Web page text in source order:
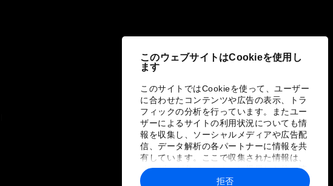
このウェブサイトはCookieを使用し
ます
このサイトではCookieを使って、ユーザー
に合わせたコンテンツや広告の表示、トラ
フィックの分析を行っています。またユー
ザーによるサイトの利用状況についても情
報を収集し、ソーシャルメディアや広告配
信、データ解析の各パートナーに情報を共
有しています。ここで収集された情報は、
ユーザーが各パートナーに提供した他の情
報や各パートナーのサービスを使用した際
拒否